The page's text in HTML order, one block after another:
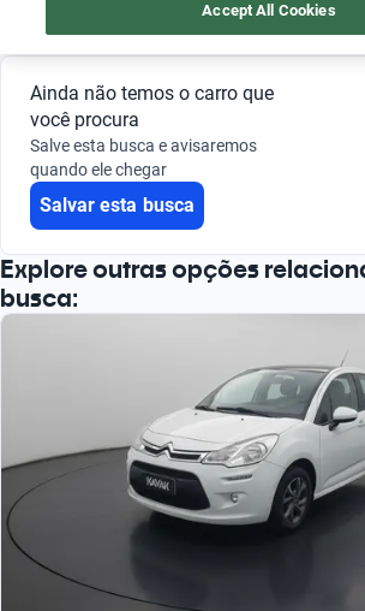
Busque por marca
Busque por modelo
Busque por versão
0 Resultados
Ainda não temos o carro que
você procura
Salve esta busca e avisaremos
quando ele chegar
Salvar esta busca
Explore outras opções
busca:
Accept All Cookies